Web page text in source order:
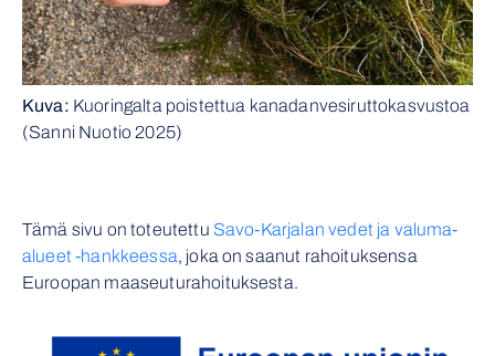
Kuva: Kuoringalta poistettua kanadanvesiruttokasvustoa
(Sanni Nuotio 2025)
Tämä sivu on toteutettu Savo-Karjalan vedet ja valuma-
alueet -hankkeessa, joka on saanut rahoituksensa
Euroopan maaseuturahoituksesta.